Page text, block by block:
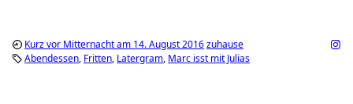
Kurz vor Mitternacht am 14. August 2016zuhause
Abendessen Fritten Latergram Marc isst mit Julias